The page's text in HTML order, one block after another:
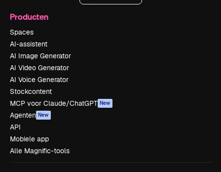
Producten
Spaces
AI-assistent
AI Image Generator
AI Video Generator
AI Voice Generator
Stockcontent
MCP voor Claude/ChatGPT New
Agenten New
API
Mobiele app
Alle Magnific-tools